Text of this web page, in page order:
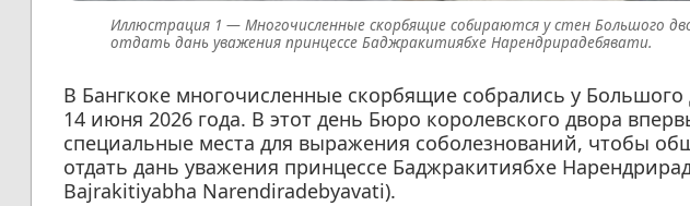
Многочисленные скорбящие собираются у стен Большого
отдать дань уважения принцессе Баджракитиябхе Нарендрирадебявати.
В Бангкоке многочисленные скорбящие собрались у Большого
14 июня 2026 года. В этот день Бюро королевского двора
специальные места для выражения соболезнований, чтобы
отдать дань уважения принцессе Баджракитиябхе
Bajrakitiyabha Narendiradebyavati).